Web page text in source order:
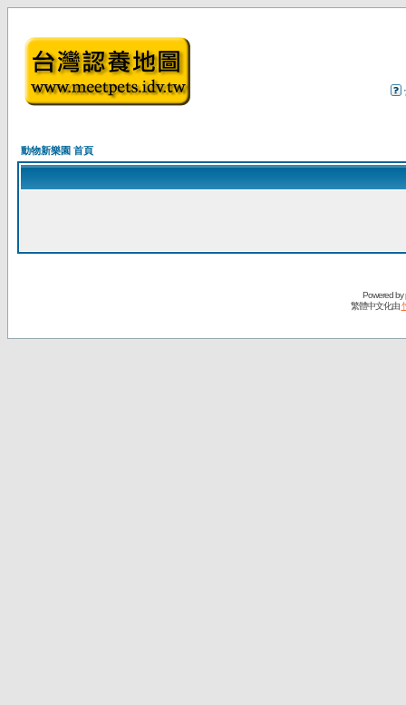
動物新樂園 首頁
Powered by
繁體中文化由